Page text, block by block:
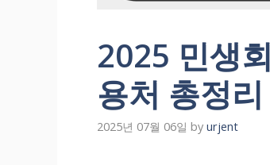
2025 민생
용처 총정리
2025년 07월 06일 by urjent